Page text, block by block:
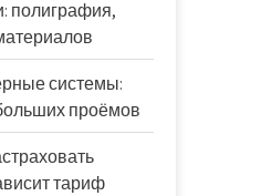
полиграфия,
системы:
проёмов
тариф